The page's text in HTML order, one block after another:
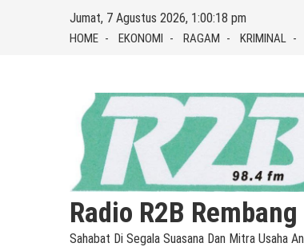
Jumat, 7 Agustus 2026, 1:00:19 pm
HOME EKONOMI RAGAM KRIMINAL
Radio R2B Rembang
Sahabat Di Segala Suasana Dan Mitra Usaha